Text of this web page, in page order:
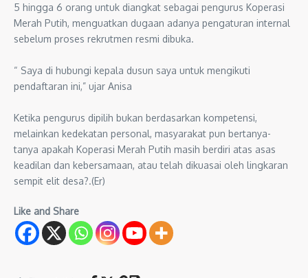
5 hingga 6 orang untuk diangkat sebagai pengurus Koperasi
Merah Putih, menguatkan dugaan adanya pengaturan internal
sebelum proses rekrutmen resmi dibuka.
“ Saya di hubungi kepala dusun saya untuk mengikuti
pendaftaran ini,” ujar Anisa
Ketika pengurus dipilih bukan berdasarkan kompetensi,
melainkan kedekatan personal, masyarakat pun bertanya-
tanya apakah Koperasi Merah Putih masih berdiri atas asas
keadilan dan kebersamaan, atau telah dikuasai oleh lingkaran
sempit elit desa?.(Er)
Like and Share